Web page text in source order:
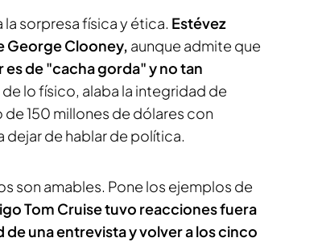
sorpresa física y ética. Estévez
George Clooney, aunque admite que
es de "cacha gorda" y no tan
de lo físico, alaba la integridad de
150 millones de dólares con
dejar de hablar de política.
son amables. Pone los ejemplos de
Tom Cruise tuvo reacciones fuera
una entrevista y volver a los cinco